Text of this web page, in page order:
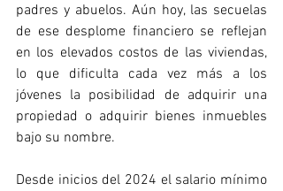
padres y abuelos. Aún hoy, las secuelas
de ese desplome financiero se reflejan
en los elevados costos de las viviendas,
lo que dificulta cada vez más a los
jóvenes la posibilidad de adquirir una
propiedad o adquirir bienes inmuebles
bajo su nombre.
Desde inicios del 2024 el salario mínimo